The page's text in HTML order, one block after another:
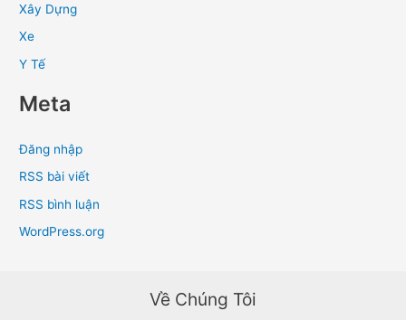
Xây Dựng
Xe
Y Tế
Meta
Đăng nhập
RSS bài viết
RSS bình luận
WordPress.org
Về Chúng Tôi